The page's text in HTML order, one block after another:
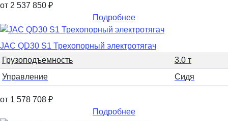
от 2 537 850 ₽
Подробнее
JAC QD30 S1 Трехопорный электротягач
Грузоподъемность
3.0 т
Управление
Сидя
от 1 578 708 ₽
Подробнее